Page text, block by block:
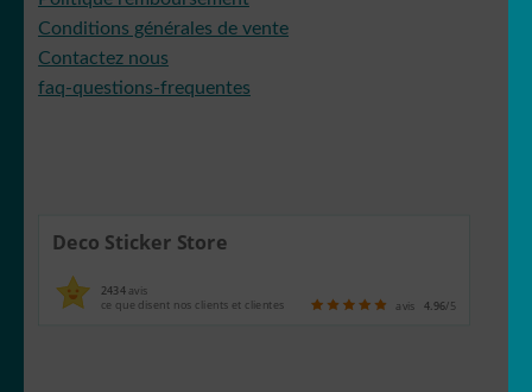
Starwars
Conditions générales de vente
Contactez nous
faq-questions-frequentes
Deco Sticker Store
2434avis
ce que disent nos clients et clientes avis 4.96/5